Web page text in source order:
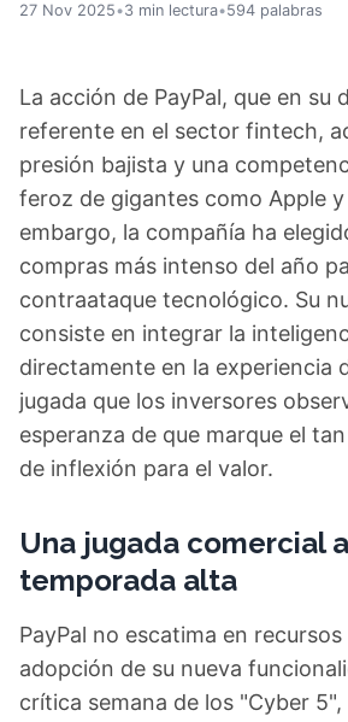
27 Nov 2025•3 min lectura•594 palabras
La acción de PayPal, que en su
referente en el sector fintech,
presión bajista y una
feroz de gigantes como Apple y
embargo, la compañía ha
compras más intenso del año
contraataque tecnológico. Su
consiste en integrar la
directamente en la experiencia
jugada que los inversores
esperanza de que marque el
de inflexión para el valor.
Una jugada comercial
temporada alta
PayPal no escatima en
adopción de su nueva
crítica semana de los "Cyber 5",